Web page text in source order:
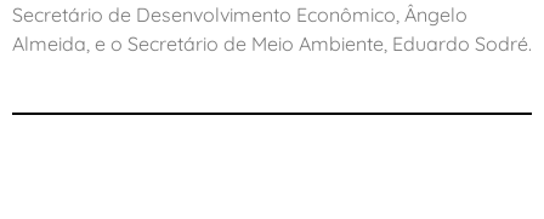
Secretário de Desenvolvimento Econômico, Ângelo
Almeida, e o Secretário de Meio Ambiente, Eduardo Sodré.